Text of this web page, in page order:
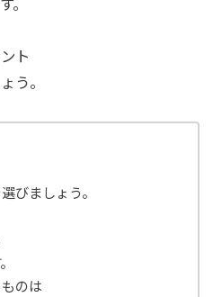
。
ト
う。
びましょう。
のは